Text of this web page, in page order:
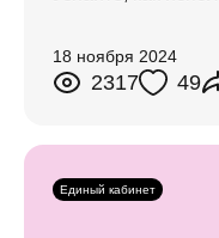
18 ноября 2024
2317 49
Единый кабинет